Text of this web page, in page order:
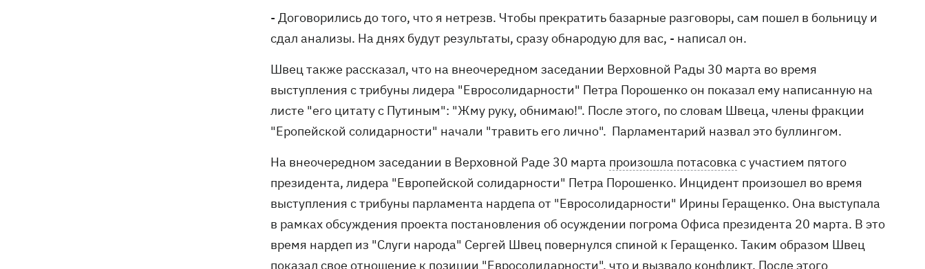
- Договорились до того, что я нетрезв. Чтобы прекратить базарные разговоры, сам пошел в больницу и
сдал анализы. На днях будут результаты, сразу обнародую для вас, - написал он.
Швец также рассказал, что на внеочередном заседании Верховной Рады 30 марта во время
выступления с трибуны лидера "Евросолидарности" Петра Порошенко он показал ему написанную на
листе "его цитату с Путиным": "Жму руку, обнимаю!". После этого, по словам Швеца, члены фракции
"Еропейской солидарности" начали "травить его лично". Парламентарий назвал это буллингом.
На внеочередном заседании в Верховной Раде 30 марта произошла потасовка с участием пятого
президента, лидера "Европейской солидарности" Петра Порошенко. Инцидент произошел во время
выступления с трибуны парламента нардепа от "Евросолидарности" Ирины Геращенко. Она выступала
в рамках обсуждения проекта постановления об осуждении погрома Офиса президента 20 марта. В это
время нардеп из "Слуги народа" Сергей Швец повернулся спиной к Геращенко. Таким образом Швец
показал свое отношение к позиции "Евросолидарности", что и вызвало конфликт. После этого